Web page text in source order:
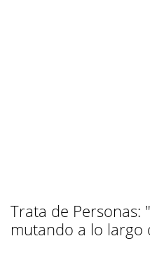
Trata de Personas:
mutando a lo largo